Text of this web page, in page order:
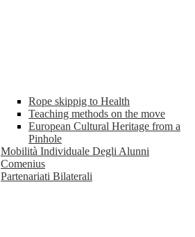
Rope skippig to Health
Teaching methods on the move
European Cultural Heritage from a
Pinhole
Mobilità Individuale Degli Alunni
Comenius
Partenariati Bilaterali